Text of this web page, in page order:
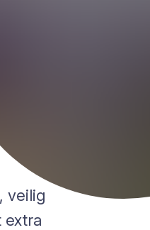
veilig
extra